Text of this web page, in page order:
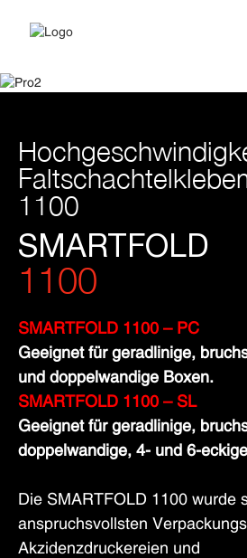
1100
SMARTFOLD
1100
SMARTFOLD 1100 – PC
Geeignet für geradlinige,
und doppelwandige Boxen.
SMARTFOLD 1100 – SL
Geeignet für geradlinige,
doppelwandige, 4- und 6-
Die SMARTFOLD 1100 wurde
anspruchsvollsten
Akzidenzdruckereien und